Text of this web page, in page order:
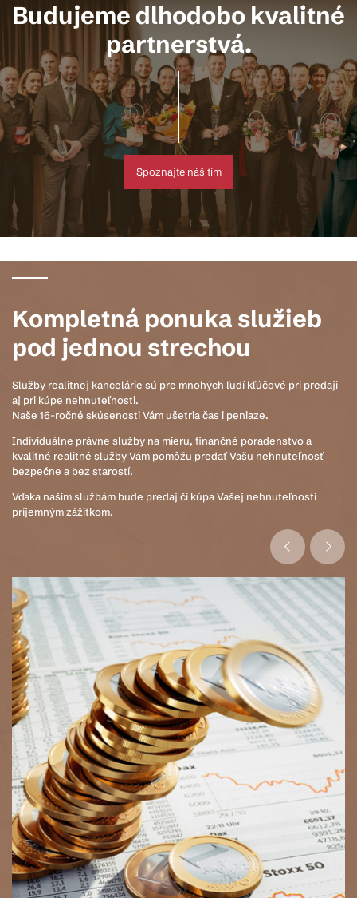
Budujeme dlhodobo kvalitné
partnerstvá.
Spoznajte náš tím
Kompletná ponuka služieb
pod jednou strechou
Služby realitnej kancelárie sú pre mnohých ľudí kľúčové pri predaji
aj pri kúpe nehnuteľnosti.
Naše 16-ročné skúsenosti Vám ušetria čas i peniaze.
Individuálne právne služby na mieru, finančné poradenstvo a
kvalitné realitné služby Vám pomôžu predať Vašu nehnuteľnosť
bezpečne a bez starostí.
Vďaka našim službám bude predaj či kúpa Vašej nehnuteľnosti
príjemným zážitkom.